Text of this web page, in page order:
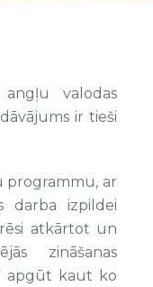
valodas
ir tieši
programmu, ar
darba izpildei
atkārtot un
zināšanas
apgūt kaut ko